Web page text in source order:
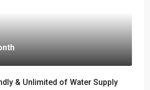
& Unlimited of Water Supply